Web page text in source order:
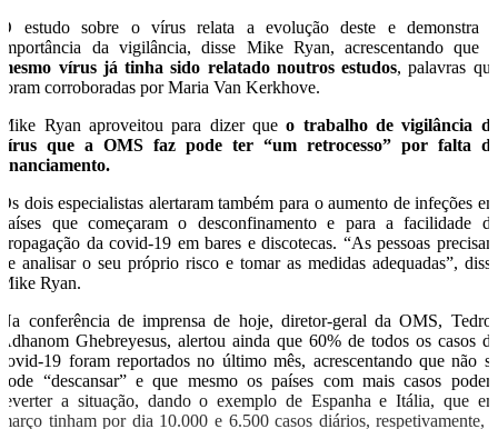
O estudo sobre o vírus relata a evolução deste e demonstra a
importância da vigilância, disse Mike Ryan, acrescentando que
mesmo vírus já tinha sido relatado noutros estudos, palavras que
foram corroboradas por Maria Van Kerkhove.
Mike Ryan aproveitou para dizer que o trabalho de vigilância de
vírus que a OMS faz pode ter “um retrocesso” por falta de
financiamento.
Os dois especialistas alertaram também para o aumento de infeções em
países que começaram o desconfinamento e para a facilidade de
propagação da covid-19 em bares e discotecas. “As pessoas precisam
de analisar o seu próprio risco e tomar as medidas adequadas”, disse
Mike Ryan.
Na conferência de imprensa de hoje, diretor-geral da OMS, Tedros
Adhanom Ghebreyesus, alertou ainda que 60% de todos os casos de
covid-19 foram reportados no último mês, acrescentando que não se
pode “descansar” e que mesmo os países com mais casos podem
reverter a situação, dando o exemplo de Espanha e Itália, que em
março tinham por dia 10.000 e 6.500 casos diários, respetivamente, e